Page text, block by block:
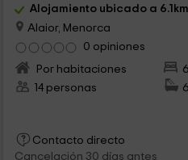
Alojamiento ubicado a
Alaior, Menorca
0 opiniones
Por habitaciones
14 personas
Contacto directo
Cancelación 30 días antes